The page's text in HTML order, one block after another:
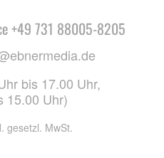
+49 731 88005-8205
bis 17.00 Uhr,
15.00 Uhr)
gesetzl. MwSt.